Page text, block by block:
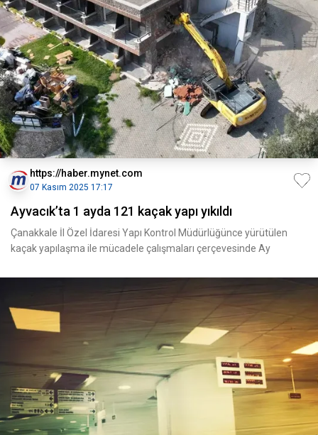
https://haber.mynet.com
07 Kasım 2025 17:17
Ayvacık’ta 1 ayda 121 kaçak yapı yıkıldı
Çanakkale İl Özel İdaresi Yapı Kontrol Müdürlüğünce yürütülen
kaçak yapılaşma ile mücadele çalışmaları çerçevesinde Ay